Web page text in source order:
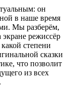
он
в наше время
Мы разберём,
экране режиссёр
степени
сказки
что позволит
из всех